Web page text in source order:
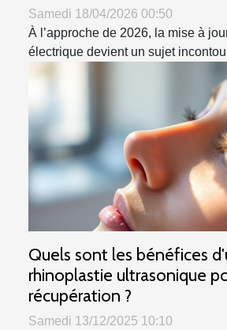
Samedi 18/04/2026 00:50
À l’approche de 2026, la mise à
électrique devient un sujet
Quels sont les bénéfices
rhinoplastie ultrasonique
récupération ?
Samedi 13/12/2025 10:10